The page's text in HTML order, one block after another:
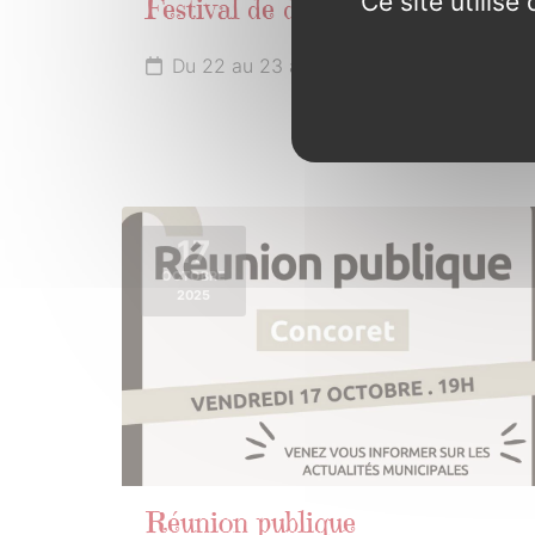
Festival de danse
Du 22 au 23 août 2025
17
OCTOBRE
2025
Réunion publique